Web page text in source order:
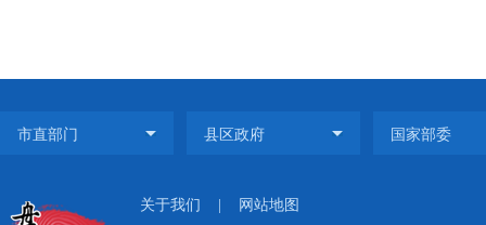
关于我们 网站地图